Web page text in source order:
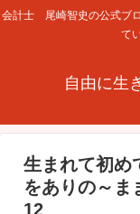
会計士 尾崎智史の公式ブ
て
自由に生
生まれて初め
をありの～ま
12